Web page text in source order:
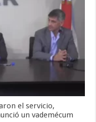
el servicio,
un vademécum